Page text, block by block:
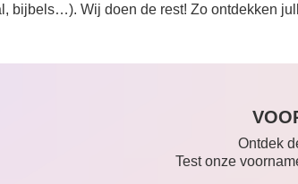
bijbels…). Wij doen de rest! Zo ontdekken
Ontdek
Test onze